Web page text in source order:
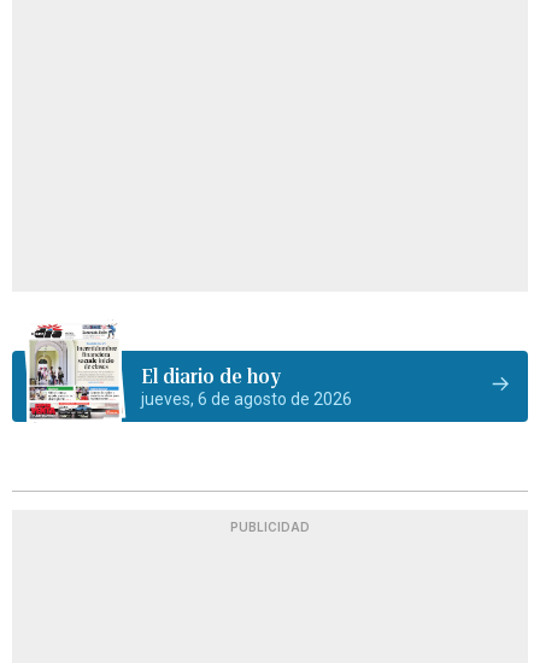
El diario de hoy
jueves, 6 de agosto de 2026
PUBLICIDAD